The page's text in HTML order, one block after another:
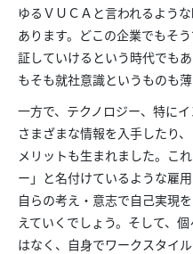
ゆるＶＵＣＡと言われるよう
あります。どこの企業でもそ
証していけるという時代でも
もそも就社意識というものも
一方で、テクノロジー、特に
さまざまな情報を入手したり
メリットも生まれました。こ
ー」と名付けているような雇
自らの考え・意志で自己実現
えていくでしょう。そして、
はなく、自身でワークスタイ